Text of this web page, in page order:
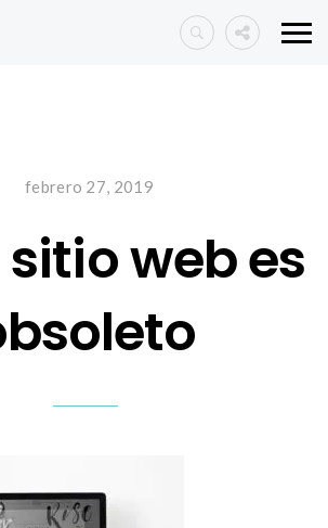
febrero 27, 2019
sitio web es